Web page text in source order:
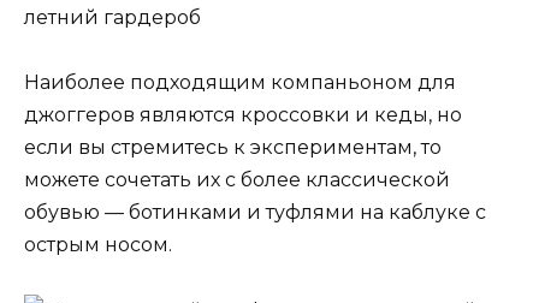
Наиболее подходящим компаньоном для
джоггеров являются кроссовки и кеды, но
если вы стремитесь к экспериментам, то
можете сочетать их с более классической
обувью — ботинками и туфлями на каблуке с
острым носом.